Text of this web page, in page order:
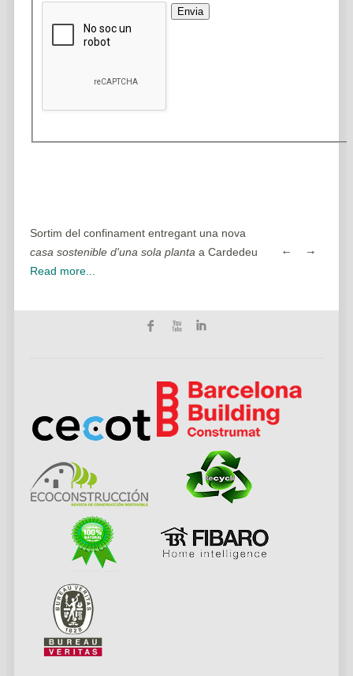
Envia
Sortim del confinament entregant una nova
casa sostenible d'una sola planta a Cardedeu
Read more...
2021 Elicsia ha